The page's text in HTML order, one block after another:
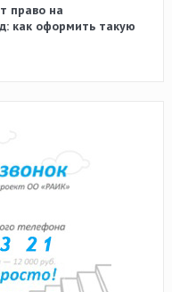
право на
как оформить такую